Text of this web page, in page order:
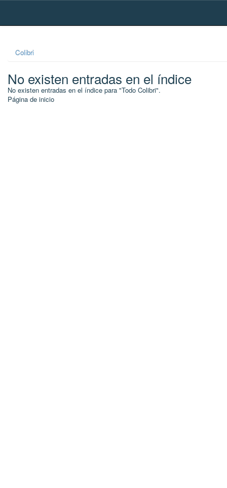
Skip
Colibri
No existen entradas en el índice
No existen entradas en el índice para "Todo Colibri".
Página de inicio